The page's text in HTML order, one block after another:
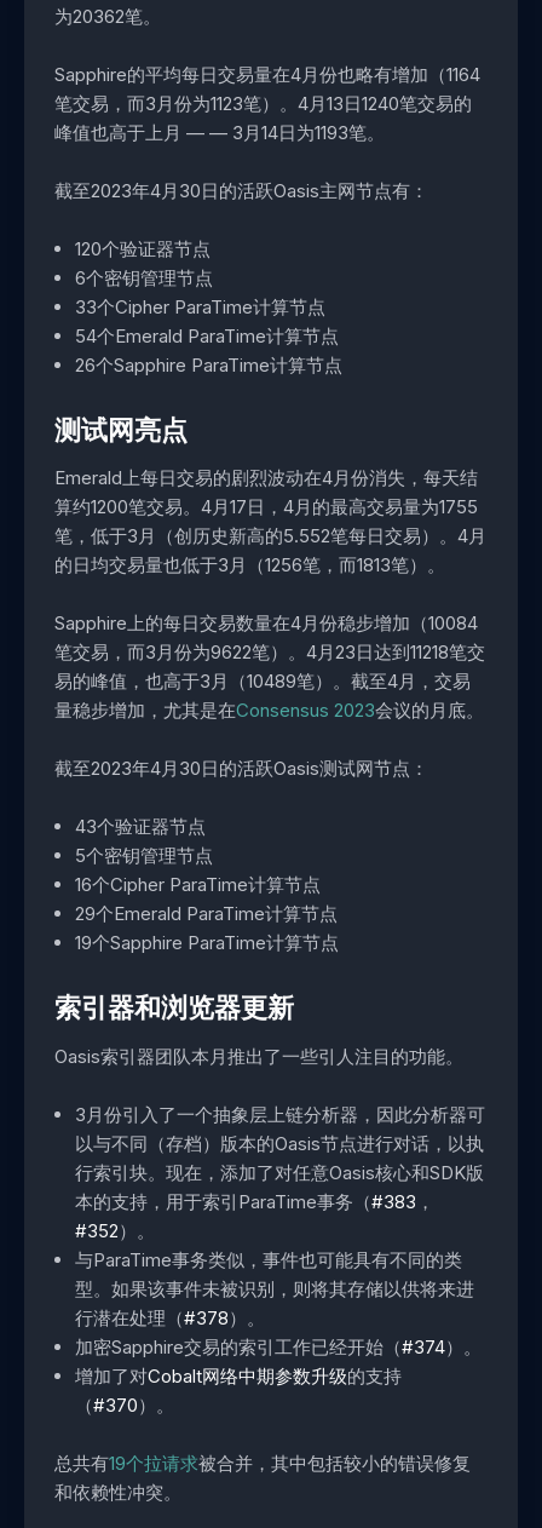
为20362笔。
Sapphire的平均每日交易量在4月份也略有增加（1164
笔交易，而3月份为1123笔）。4月13日1240笔交易的
峰值也高于上月 — — 3月14日为1193笔。
截至2023年4月30日的活跃Oasis主网节点有：
120个验证器节点
6个密钥管理节点
33个Cipher ParaTime计算节点
54个Emerald ParaTime计算节点
26个Sapphire ParaTime计算节点
测试网亮点
Emerald上每日交易的剧烈波动在4月份消失，每天结
算约1200笔交易。4月17日，4月的最高交易量为1755
笔，低于3月（创历史新高的5.552笔每日交易）。4月
的日均交易量也低于3月（1256笔，而1813笔）。
Sapphire上的每日交易数量在4月份稳步增加（10084
笔交易，而3月份为9622笔）。4月23日达到11218笔交
易的峰值，也高于3月（10489笔）。截至4月，交易
量稳步增加，尤其是在Consensus 2023会议的月底。
截至2023年4月30日的活跃Oasis测试网节点：
43个验证器节点
5个密钥管理节点
16个Cipher ParaTime计算节点
29个Emerald ParaTime计算节点
19个Sapphire ParaTime计算节点
索引器和浏览器更新
Oasis索引器团队本月推出了一些引人注目的功能。
3月份引入了一个抽象层上链分析器，因此分析器可
以与不同（存档）版本的Oasis节点进行对话，以执
行索引块。现在，添加了对任意Oasis核心和SDK版
本的支持，用于索引ParaTime事务（#383 ，
#352）。
与ParaTime事务类似，事件也可能具有不同的类
型。如果该事件未被识别，则将其存储以供将来进
行潜在处理（#378）。
加密Sapphire交易的索引工作已经开始（#374）。
增加了对Cobalt网络中期参数升级的支持
（#370）。
总共有19个拉请求被合并，其中包括较小的错误修复
和依赖性冲突。